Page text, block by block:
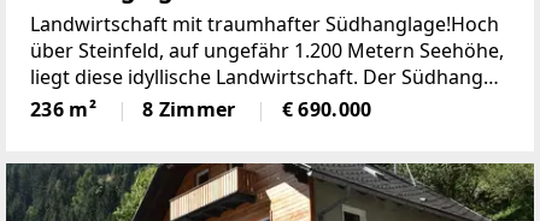
Landwirtschaft mit traumhafter Südhanglage!Hoch
über Steinfeld, auf ungefähr 1.200 Metern Seehöhe,
liegt diese idyllische Landwirtschaft. Der Südhang
bietet Ihnen unzählige Sonnenstunden und die
atemberaubende Aussicht reicht kilometerweit. Die
236 m² 8 Zimmer € 690.000